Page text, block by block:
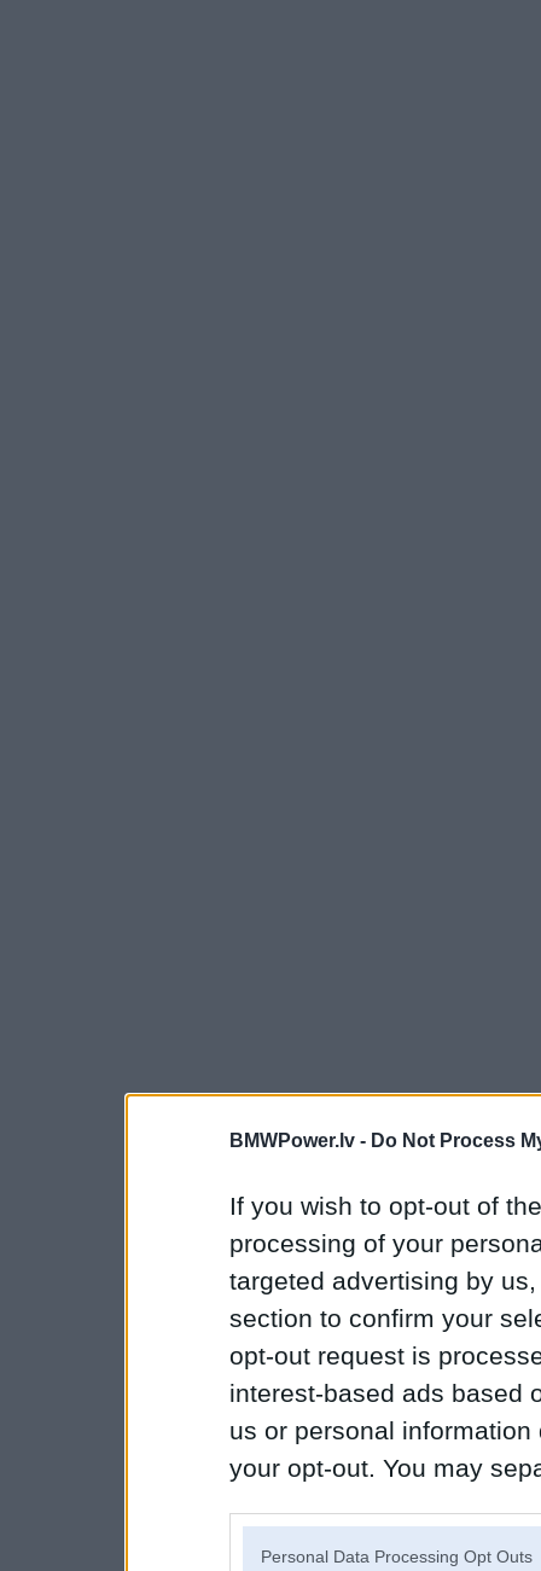
BMWPower.lv - Do Not Process
If you wish to opt-out of
processing of your
targeted advertising by
section to confirm your
opt-out request is
interest-based ads based
us or personal
your opt-out. You may
Personal Data Processing Opt Outs